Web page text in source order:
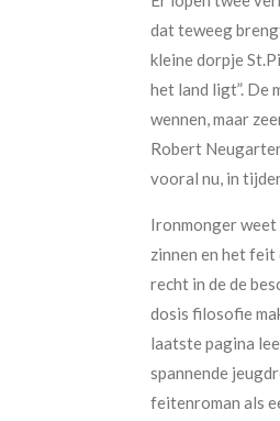
dat teweeg
kleine dorpje
het land ligt”. De
wennen, maar
Robert
vooral nu, in
Ironmonger
zinnen en het
recht in de de
dosis filosofie
laatste pagina
spannende
feitenroman als